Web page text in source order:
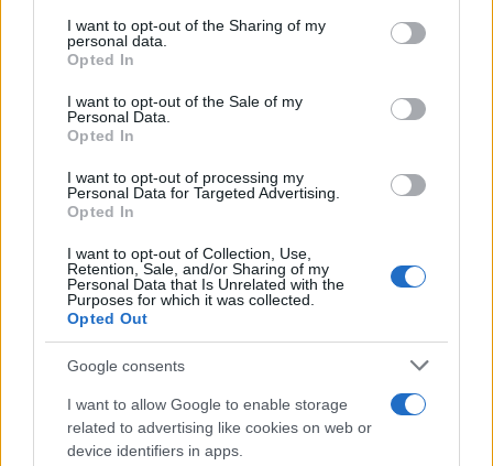
not limited to your visit or usage behaviour. You may click to
grant or deny consent to Google and its third-party tags to
use your data for below specified purposes in below Google
consent section.
I want to opt-out of the Sharing of my
personal data.
Opted In
I want to opt-out of the Sale of my
Personal Data.
Opted In
I want to opt-out of processing my
Personal Data for Targeted Advertising.
Opted In
I want to opt-out of Collection, Use,
Retention, Sale, and/or Sharing of my
Personal Data that Is Unrelated with the
Purposes for which it was collected.
Opted Out
Google consents
I want to allow Google to enable storage
related to advertising like cookies on web or
device identifiers in apps.
2022. december 1.
Lavrov: a Nyugat kényszeríti
Kijevet az Oroszország elleni
háborúba
2022. december 1.